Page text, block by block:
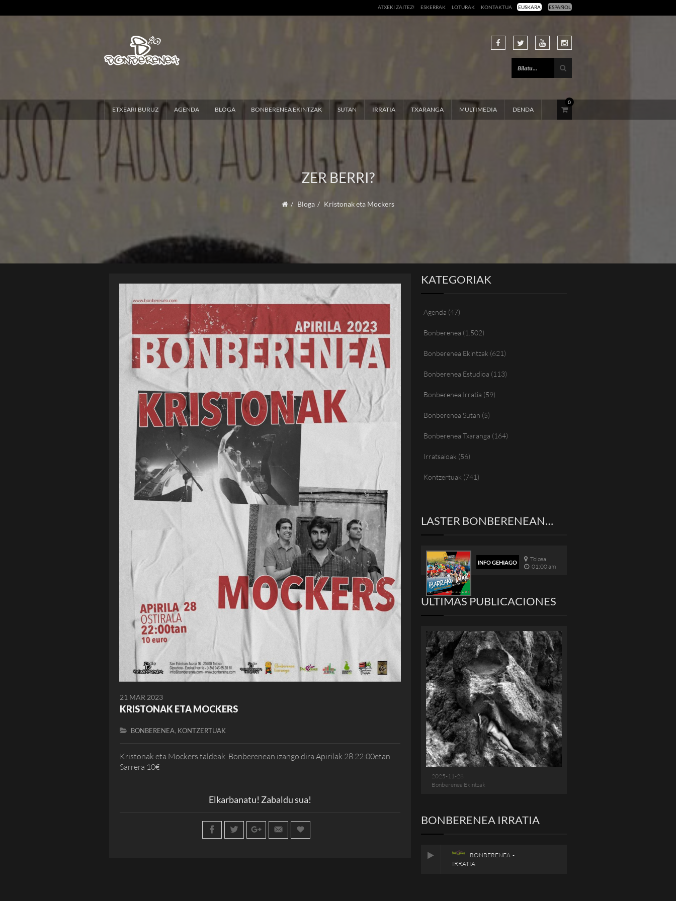
EUSKARA ESPAÑOL
ATXEKI ZAITEZ! ESKERRAK LOTURAK KONTAKTUA
ETXEARI BURUZ AGENDA BLOGA BONBERENEA EKINTZAK SUTAN IRRATIA TXARANGA MULTIMEDIA DENDA
0
ZER BERRI?
Bloga Kristonak eta Mockers
21 MAR 2023
KRISTONAK ETA MOCKERS
BONBERENEA, KONTZERTUAK
Kristonak eta Mockers taldeak Bonberenean izango dira Apirilak 28 22:00etan
Sarrera 10€
Elkarbanatu! Zabaldu sua!
KATEGORIAK
Agenda (47)
Bonberenea (1.502)
Bonberenea Ekintzak (621)
Bonberenea Estudioa (113)
Bonberenea Irratia (59)
Bonberenea Sutan (5)
Bonberenea Txaranga (164)
Irratsaioak (56)
Kontzertuak (741)
LASTER BONBERENEAN…
INFO GEHIAGO
Tolosa
01:00 am
ULTIMAS PUBLICACIONES
2025-11-28
Bonberenea Ekintzak
BONBERENEA IRRATIA
BONBERENEA -
IRRATIA